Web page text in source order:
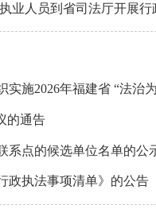
人员到省司法厅开展行
施2026年福建省 “法治
的通告
系点的候选单位名单的公
政执法事项清单》的公告